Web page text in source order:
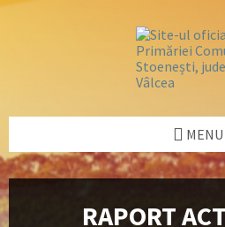
Skip
Skip
Skip
Skip
MENU
RAPORT